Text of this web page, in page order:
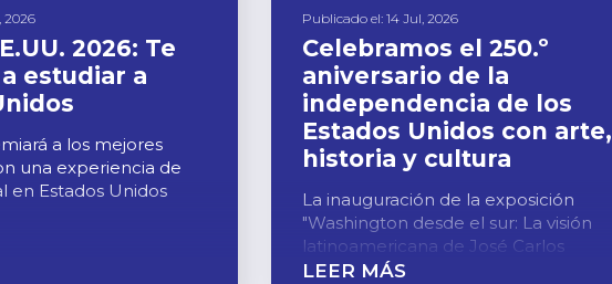
2026
2026: Te
a estudiar a
a los mejores
una experiencia de
en Estados Unidos
Publicado el: 14 Jul, 2026
Celebramos el 250.º
aniversario de la
independencia de los
Estados Unidos con arte,
historia y cultura
La inauguración de la exposición
"Washington desde el sur: La visión
latinoamericana de José Carlos
Ramos" encabezó una noche de arte,
LEER MÁS